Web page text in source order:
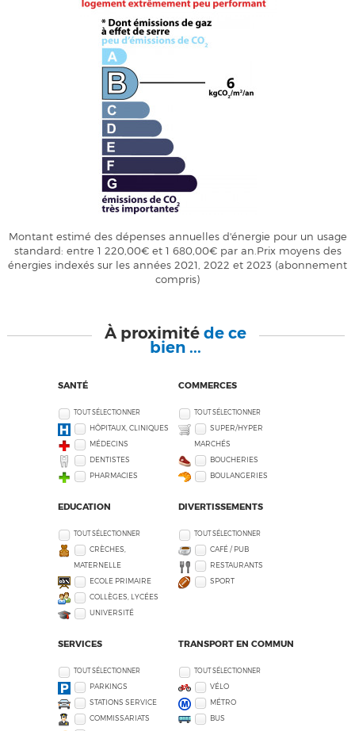
Montant estimé des dépenses annuelles d'énergie pour un usage
standard: entre 1 220,00€ et 1 680,00€ par an.Prix moyens des
énergies indexés sur les années 2021, 2022 et 2023 (abonnement
compris)
À proximitéde ce
bien ...
SANTÉ
TOUT SÉLECTIONNER
HÔPITAUX, CLINIQUES
MÉDECINS
DENTISTES
PHARMACIES
COMMERCES
TOUT SÉLECTIONNER
SUPER/HYPER
MARCHÉS
BOUCHERIES
BOULANGERIES
EDUCATION
TOUT SÉLECTIONNER
CRÈCHES,
MATERNELLE
ECOLE PRIMAIRE
COLLÈGES, LYCÉES
UNIVERSITÉ
DIVERTISSEMENTS
TOUT SÉLECTIONNER
CAFÉ / PUB
RESTAURANTS
SPORT
SERVICES
TOUT SÉLECTIONNER
PARKINGS
STATIONS SERVICE
COMMISSARIATS
TRANSPORT EN COMMUN
TOUT SÉLECTIONNER
VÉLO
MÉTRO
BUS